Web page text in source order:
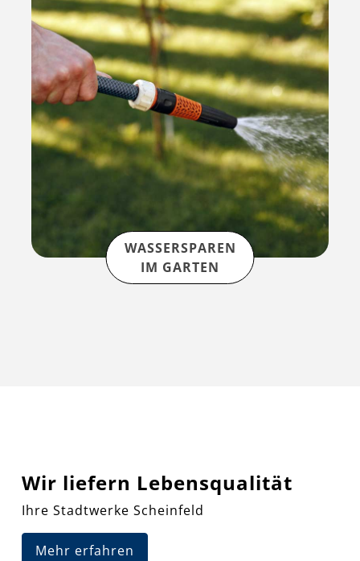
WASSERSPAREN
IM GARTEN
Wir liefern Lebensqualität
Ihre Stadtwerke Scheinfeld
Mehr erfahren